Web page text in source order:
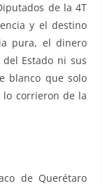
de la 4T
y el destino
pura, el dinero
Estado ni sus
blanco que solo
lo corrieron de la
de Querétaro